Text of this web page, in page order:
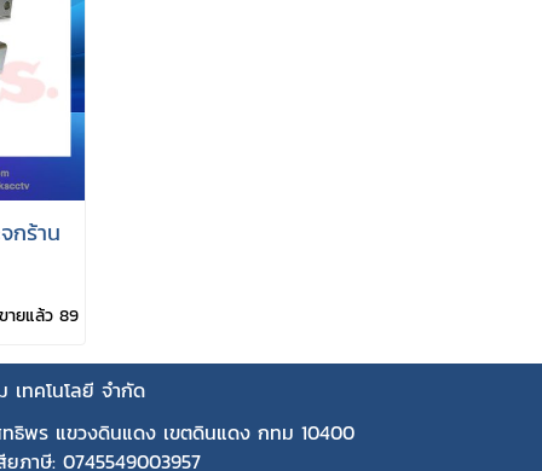
กร้าน
ขายแล้ว 89
ทคโนโลยี จำกัด
ธิพร แขวงดินแดง เขตดินแดง กทม 10400
ยภาษี: 0745549003957